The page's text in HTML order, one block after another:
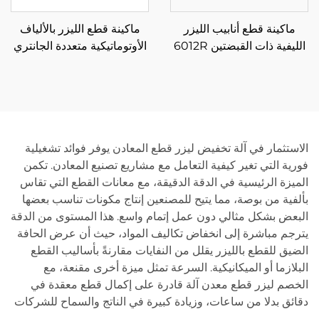
ماكينة قطع أنابيب الليزر
الليفية ذات القبضتين 6012R
ماكينة قطع الليزر بالألياف
الأوتوماتيكية متعددة الجانتري
الاستثمار في آلة تخفيض ليزر قطع المعادن يوفر فوائد تشغيلية
فورية التي تغير كيفية التعامل مع مشاريع تصنيع المعادن. تكمن
الميزة الرئيسية في الدقة الدقيقة، مع معانات القطع التي تقاس
بألفية من بوصة، مما يتيح للمصنعين إنتاج مكونات تناسب بعضها
البعض بشكل مثالي دون عمل إتمام واسع. هذا المستوى من الدقة
يترجم مباشرة إلى انخفاض تكاليف المواد، حيث أن عرض الحافة
الضيق للقطع بالليزر يقلل من النفايات مقارنةً بأساليب القطع
البلازما أو الميكانيكية. السرعة تمثل ميزة أخرى مقنعة، مع
الخصم ليزر قطع معدن آلة قادرة على إكمال قطع معقدة في
دقائق بدلا من ساعات، وزيادة كبيرة في الناتج والسماح للشركات